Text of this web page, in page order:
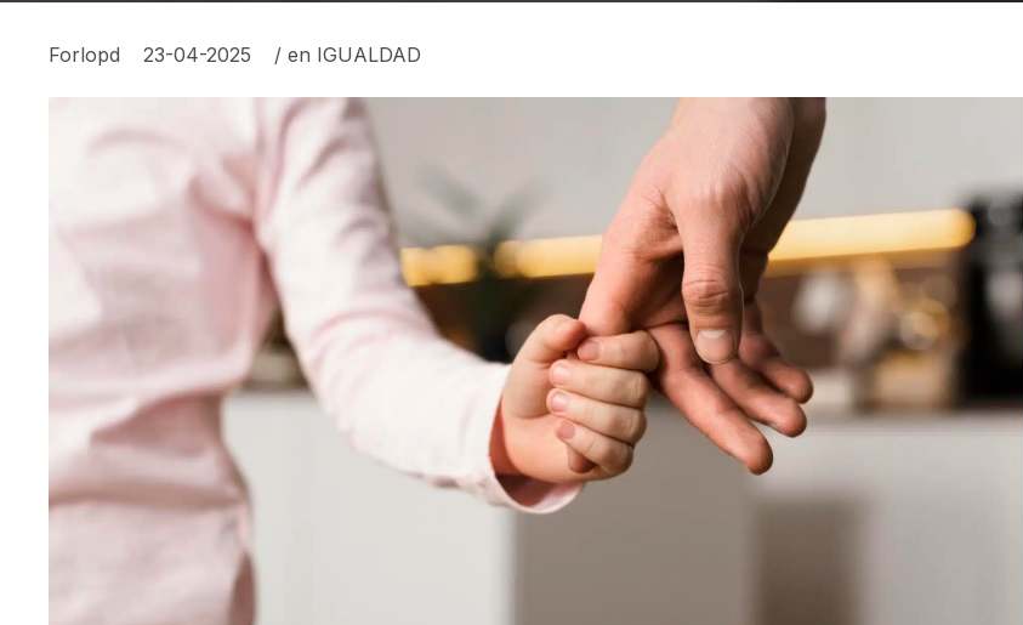
Forlopd 23-04-2025 / en IGUALDAD